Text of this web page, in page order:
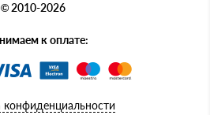
© 2010-2026
к оплате:
конфиденциальности